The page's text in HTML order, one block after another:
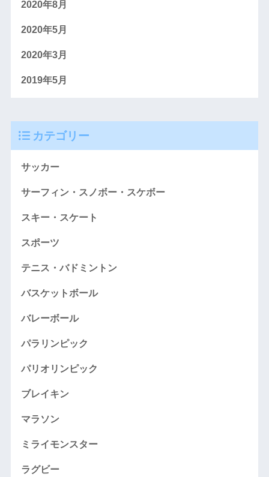
2020年8月
2020年5月
2020年3月
2019年5月
カテゴリー
サッカー
サーフィン・スノボー・スケボー
スキー・スケート
スポーツ
テニス・バドミントン
バスケットボール
バレーボール
パラリンピック
パリオリンピック
ブレイキン
マラソン
ミライモンスター
ラグビー